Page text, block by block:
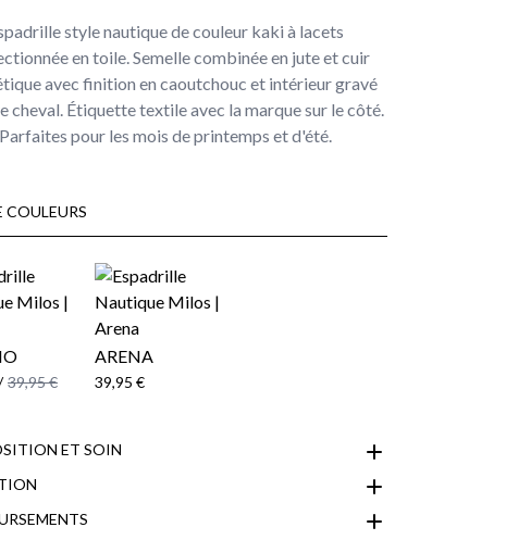
style nautique de couleur kaki à lacets
en toile. Semelle combinée en jute et cuir
avec finition en caoutchouc et intérieur gravé
cheval. Étiquette textile avec la marque sur le côté.
Parfaites pour les mois de printemps et d'été.
COULEURS
39,95 €
ARENA
39,95 €
ET SOIN